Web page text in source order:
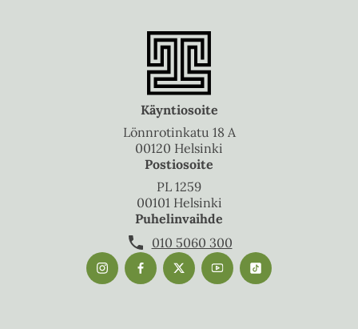
Käyntiosoite
Lönnrotinkatu 18 A
00120 Helsinki
Postiosoite
PL 1259
00101 Helsinki
Puhelinvaihde
010 5060 300